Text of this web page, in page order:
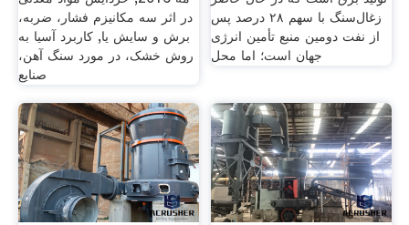
در اثر سه مکانیزم فشار، ضربه،
برش و سایش یا, کاربرد آسیا به
روش خشک، در مورد سنگ آهن،
صنایع
زغال‌سنگ با سهم ۲۸ درصد پس
از نفت دومین منبع تأمین انرژی
جهان است؛ اما محل